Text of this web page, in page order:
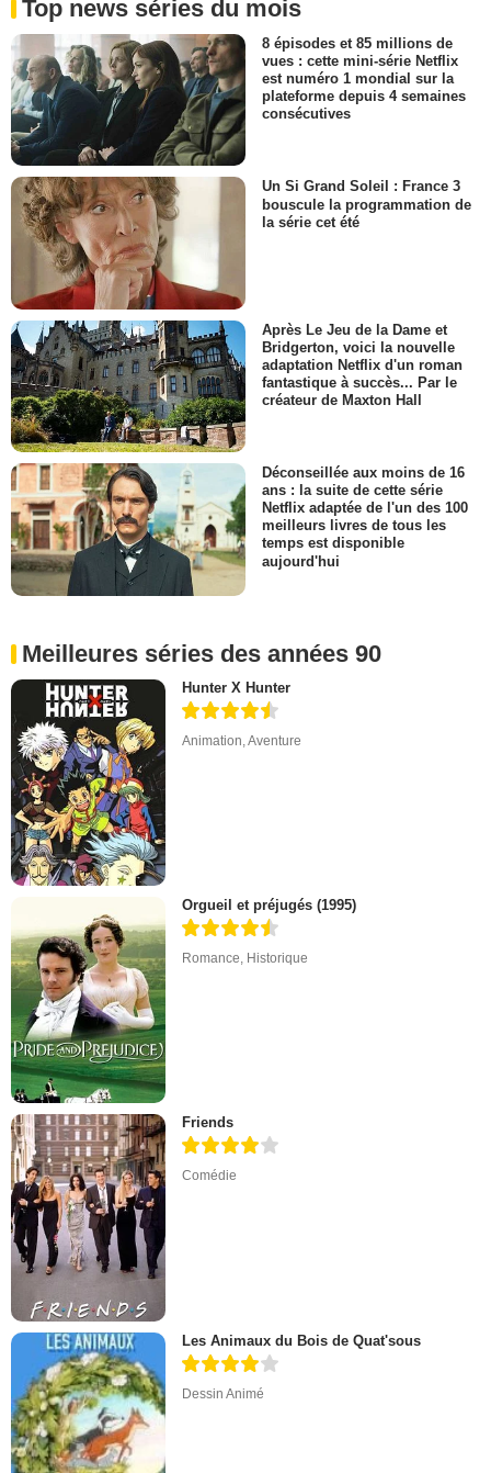
Top news séries du mois
8 épisodes et 85 millions de
vues : cette mini-série Netflix
est numéro 1 mondial sur la
plateforme depuis 4 semaines
consécutives
Un Si Grand Soleil : France 3
bouscule la programmation de
la série cet été
Après Le Jeu de la Dame et
Bridgerton, voici la nouvelle
adaptation Netflix d'un roman
fantastique à succès... Par le
créateur de Maxton Hall
Déconseillée aux moins de 16
ans : la suite de cette série
Netflix adaptée de l'un des 100
meilleurs livres de tous les
temps est disponible
aujourd'hui
Meilleures séries des années 90
Hunter X Hunter
Animation ,Aventure
Orgueil et préjugés (1995)
Romance, Historique
Friends
Comédie
Les Animaux du Bois de Quat'sous
Dessin Animé